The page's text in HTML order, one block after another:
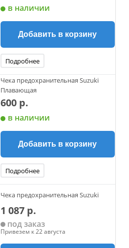
в наличии
Добавить в корзину
Подробнее
Чека предохранительная Suzuki
Плавающая
600 р.
в наличии
Добавить в корзину
Подробнее
Чека предохранительная Suzuki
1 087 р.
под заказ
Привезем к 22 августа